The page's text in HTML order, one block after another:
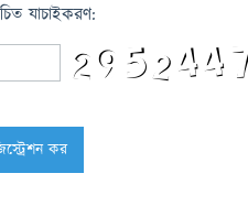
যাচাইকরণ: